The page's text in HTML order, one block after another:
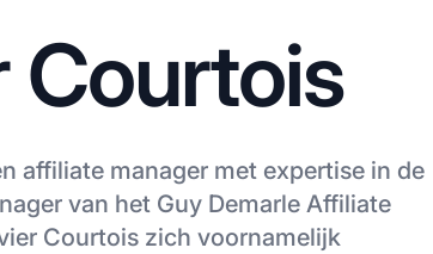
Courtois
affiliate manager met expertise in de
van het Guy Demarle Affiliate
Courtois zich voornamelijk